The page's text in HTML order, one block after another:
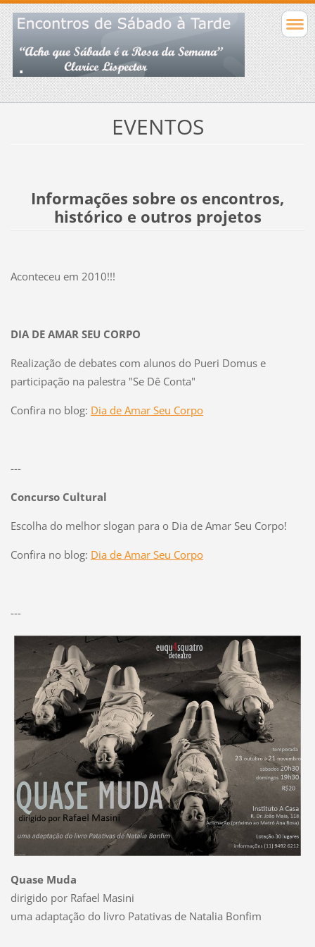
EVENTOS
Informações sobre os encontros,
histórico e outros projetos
Aconteceu em 2010!!!
DIA DE AMAR SEU CORPO
Realização de debates com alunos do Pueri Domus e
participação na palestra "Se Dê Conta"
Confira no blog: Dia de Amar Seu Corpo
---
Concurso Cultural
Escolha do melhor slogan para o Dia de Amar Seu Corpo!
Confira no blog: Dia de Amar Seu Corpo
---
Quase Muda
dirigido por Rafael Masini
uma adaptação do livro Patativas de Natalia Bonfim